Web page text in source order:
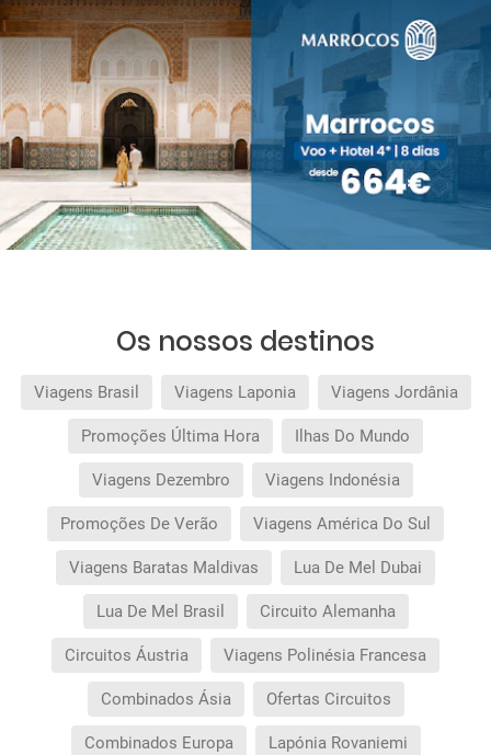
Os nossos destinos
Viagens Brasil Viagens Laponia Viagens Jordânia
Promoções Última Hora Ilhas Do Mundo
Viagens Dezembro Viagens Indonésia
Promoções De Verão Viagens América Do Sul
Viagens Baratas Maldivas Lua De Mel Dubai
Lua De Mel Brasil Circuito Alemanha
Circuitos Áustria Viagens Polinésia Francesa
Combinados Ásia Ofertas Circuitos
Combinados Europa Lapónia Rovaniemi